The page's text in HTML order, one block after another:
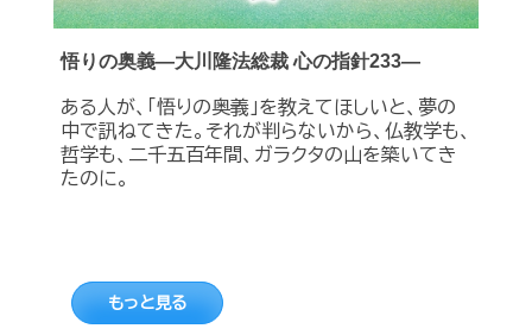
悟りの奥義―大川隆法総裁 心の指針233―
ある人が、「悟りの奥義」を教えてほしいと、夢の
中で訊ねてきた。それが判らないから、仏教学も、
哲学も、二千五百年間、ガラクタの山を築いてき
たのに。
もっと見る